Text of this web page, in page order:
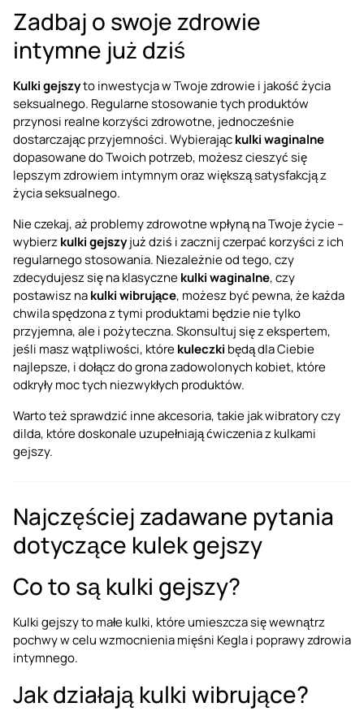
Zadbaj o swoje zdrowie
intymne już dziś
Kulki gejszyto inwestycja w Twoje zdrowie i jakość życia
seksualnego. Regularne stosowanie tych produktów
przynosi realne korzyści zdrowotne, jednocześnie
dostarczając przyjemności. Wybierająckulki waginalne
dopasowane do Twoich potrzeb, możesz cieszyć się
lepszym zdrowiem intymnym oraz większą satysfakcją z
życia seksualnego.
Nie czekaj, aż problemy zdrowotne wpłyną na Twoje życie –
wybierzkulki gejszyjuż dziś i zacznij czerpać korzyści z ich
regularnego stosowania. Niezależnie od tego, czy
zdecydujesz się na klasycznekulki waginalne, czy
postawisz nakulki wibrujące, możesz być pewna, że każda
chwila spędzona z tymi produktami będzie nie tylko
przyjemna, ale i pożyteczna. Skonsultuj się z ekspertem,
jeśli masz wątpliwości, którekuleczki będą dla Ciebie
najlepsze, i dołącz do grona zadowolonych kobiet, które
odkryły moc tych niezwykłych produktów.
Warto też sprawdzić inne akcesoria, takie jakwibratoryczy
dilda, które doskonale uzupełniają ćwiczenia z kulkami
gejszy.
Najczęściej zadawane pytania
dotyczące kulek gejszy
Co to są kulki gejszy?
Kulki gejszy to małe kulki, które umieszcza się wewnątrz
pochwy w celu wzmocnienia mięśni Kegla i poprawy zdrowia
intymnego.
Jak działają kulki wibrujące?